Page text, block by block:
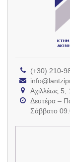
(+30) 210-
Αχιλλέως
Δευτέρα –
Σάββατο